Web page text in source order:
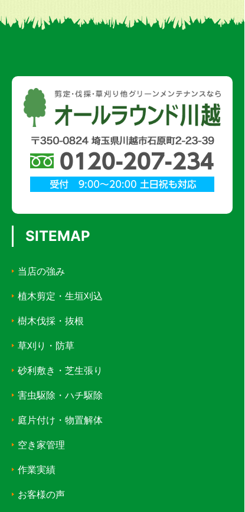
SITEMAP
当店の強み
植木剪定・生垣刈込
樹木伐採・抜根
草刈り・防草
砂利敷き・芝生張り
害虫駆除・ハチ駆除
庭片付け・物置解体
空き家管理
作業実績
お客様の声